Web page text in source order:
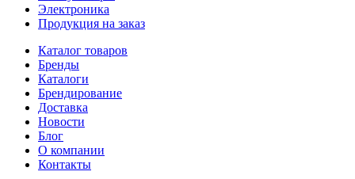
Электроника
Продукция на заказ
Каталог товаров
Бренды
Каталоги
Брендирование
Доставка
Новости
Блог
О компании
Контакты